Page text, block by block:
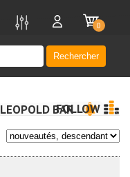
Rechercher
0
LEOPOLD BARFOLLOW